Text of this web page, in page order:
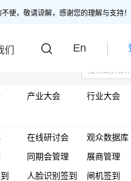
便，敬请谅解，感谢您的理解与支持！
们 En
产业大会 行业大会
在线研讨会 观众数据库
同期会管理 展商管理
人脸识别签到 闸机签到